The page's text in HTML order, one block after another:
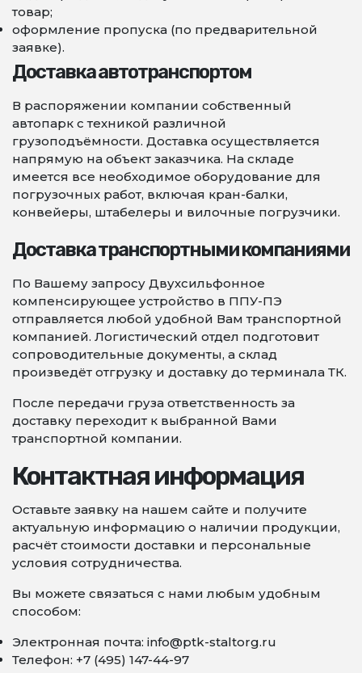
товар;
оформление пропуска (по предварительной
заявке).
Доставка автотранспортом
В распоряжении компании собственный
автопарк с техникой различной
грузоподъёмности. Доставка осуществляется
напрямую на объект заказчика. На складе
имеется все необходимое оборудование для
погрузочных работ, включая кран-балки,
конвейеры, штабелеры и вилочные погрузчики.
Доставка транспортными компаниями
По Вашему запросу Двухсильфонное
компенсирующее устройство в ППУ-ПЭ
отправляется любой удобной Вам транспортной
компанией. Логистический отдел подготовит
сопроводительные документы, а склад
произведёт отгрузку и доставку до терминала ТК.
После передачи груза ответственность за
доставку переходит к выбранной Вами
транспортной компании.
Контактная информация
Оставьте заявку на нашем сайте и получите
актуальную информацию о наличии продукции,
расчёт стоимости доставки и персональные
условия сотрудничества.
Вы можете связаться с нами любым удобным
способом:
Электронная почта: info@ptk-staltorg.ru
Телефон: +7 (495) 147-44-97